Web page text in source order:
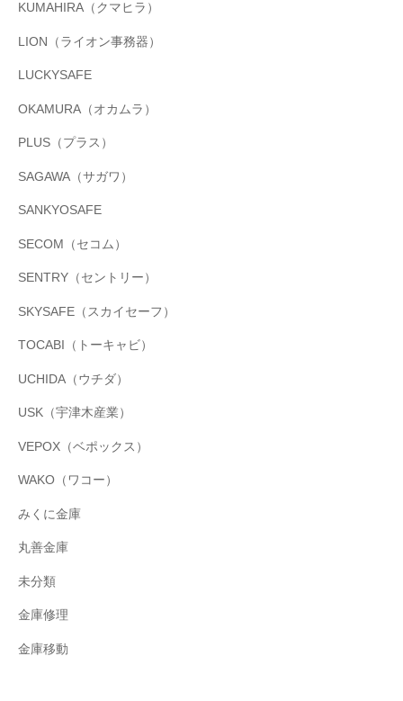
KUMAHIRA（クマヒラ）
LION（ライオン事務器）
LUCKYSAFE
OKAMURA（オカムラ）
PLUS（プラス）
SAGAWA（サガワ）
SANKYOSAFE
SECOM（セコム）
SENTRY（セントリー）
SKYSAFE（スカイセーフ）
TOCABI（トーキャビ）
UCHIDA（ウチダ）
USK（宇津木産業）
VEPOX（ベポックス）
WAKO（ワコー）
みくに金庫
丸善金庫
未分類
金庫修理
金庫移動